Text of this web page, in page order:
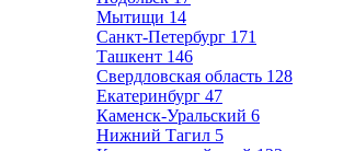
Мытищи 14
Санкт-Петербург 171
Ташкент 146
Свердловская область 128
Екатеринбург 47
Каменск-Уральский 6
Нижний Тагил 5